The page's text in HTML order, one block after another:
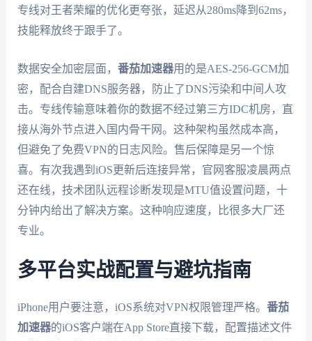
专线对王者荣耀的优化更夸张，延迟从280ms降到62ms，
技能释放终于跟手了。
数据安全加密层面， 番茄加速器用的是AES-256-GCM加
密，配合自建DNS服务器，防止了DNS污染和中间人攻
击。专线传输意味着你的数据不经过第三方IDC机房，直
接从海外节点进入国内骨干网。这种架构虽然成本高，
但避免了免费VPN的日志风险。售后保障是另一个惊
喜。有次我遇到iOS更新后连接异常，官网客服凌晨两点
还在线，技术团队远程诊断发现是MTU值设置问题，十
分钟内给出了解决方案。这种响应速度，比很多大厂还
专业。
多平台实战配置与避坑指南
iPhone用户要注意，iOS系统对VPN权限管理严格。 番茄
加速器的iOS客户端在App Store直接下载，配置描述文件